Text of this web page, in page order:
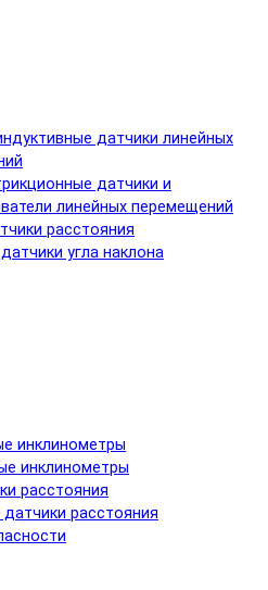
датчики линейных
датчики и
линейных перемещений
расстояния
угла наклона
инклинометры
инклинометры
расстояния
расстояния